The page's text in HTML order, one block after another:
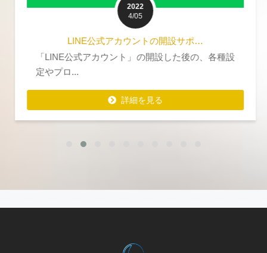
2022
4/05
LINE公式アカウントの開設サポ…
「LINE公式アカウント」の開設した後の、各種設
定やプロ...
詳細を見る
詳細を見る